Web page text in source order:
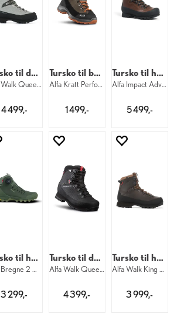
Tursko til dame
Alfa Walk Queen Pro APS GTX W 8030
4 499,-
Tursko til barn
Alfa Kratt Perform GTX Jr 2000
1 499,-
Tursko til herre
Alfa Impact Adv 2 GTX M 2220
5 499,-
Tursko til herre
Alfa Bregne 2 APS GTX M 8860
3 299,-
Tursko til dame
Alfa Walk Queen Air APS GTX W 1100
4 399,-
Tursko til herre
Alfa Walk King Advanced GTX M 2000
3 999,-